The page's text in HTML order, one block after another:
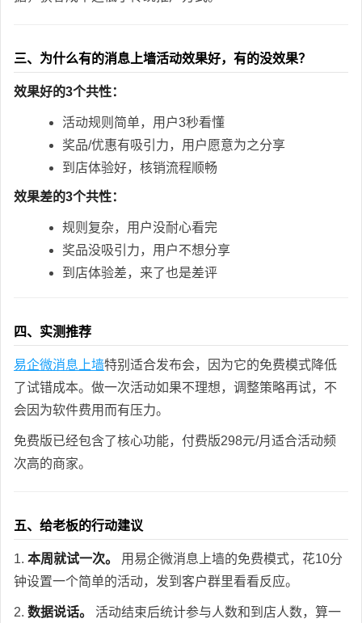
三、为什么有的消息上墙活动效果好，有的没效果？
效果好的3个共性：
活动规则简单，用户3秒看懂
奖品/优惠有吸引力，用户愿意为之分享
到店体验好，核销流程顺畅
效果差的3个共性：
规则复杂，用户没耐心看完
奖品没吸引力，用户不想分享
到店体验差，来了也是差评
四、实测推荐
易企微消息上墙特别适合发布会，因为它的免费模式降低
了试错成本。做一次活动如果不理想，调整策略再试，不
会因为软件费用而有压力。
免费版已经包含了核心功能，付费版298元/月适合活动频
次高的商家。
五、给老板的行动建议
1. 本周就试一次。
用易企微消息上墙的免费模式，花10分
钟设置一个简单的活动，发到客户群里看看反应。
2. 数据说话。
活动结束后统计参与人数和到店人数，算一